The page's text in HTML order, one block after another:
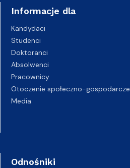
Informacje dla
Kandydaci
Studenci
Doktoranci
Absolwenci
Pracownicy
Otoczenie społeczno-gospodarcze
Media
Odnośniki